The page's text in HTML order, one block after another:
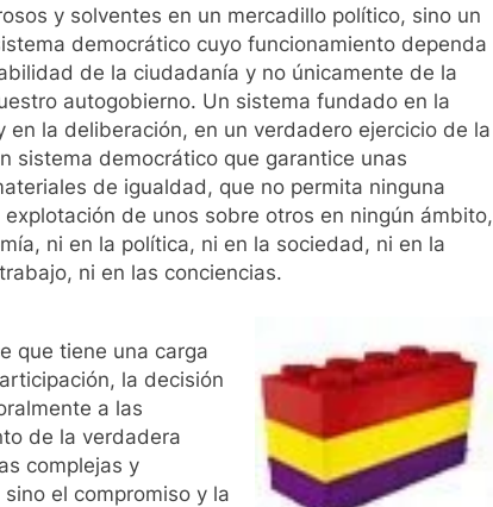
y solventes en un mercadillo político, sino un
democrático cuyo funcionamiento dependa
de la ciudadanía y no únicamente de la
autogobierno. Un sistema fundado en la
en la deliberación, en un verdadero ejercicio de la
sistema democrático que garantice unas
de igualdad, que no permita ninguna
explotación de unos sobre otros en ningún ámbito,
ni en la política, ni en la sociedad, ni en la
ni en las conciencias.
que tiene una carga
la decisión
a las
de la verdadera
complejas y
el compromiso y la